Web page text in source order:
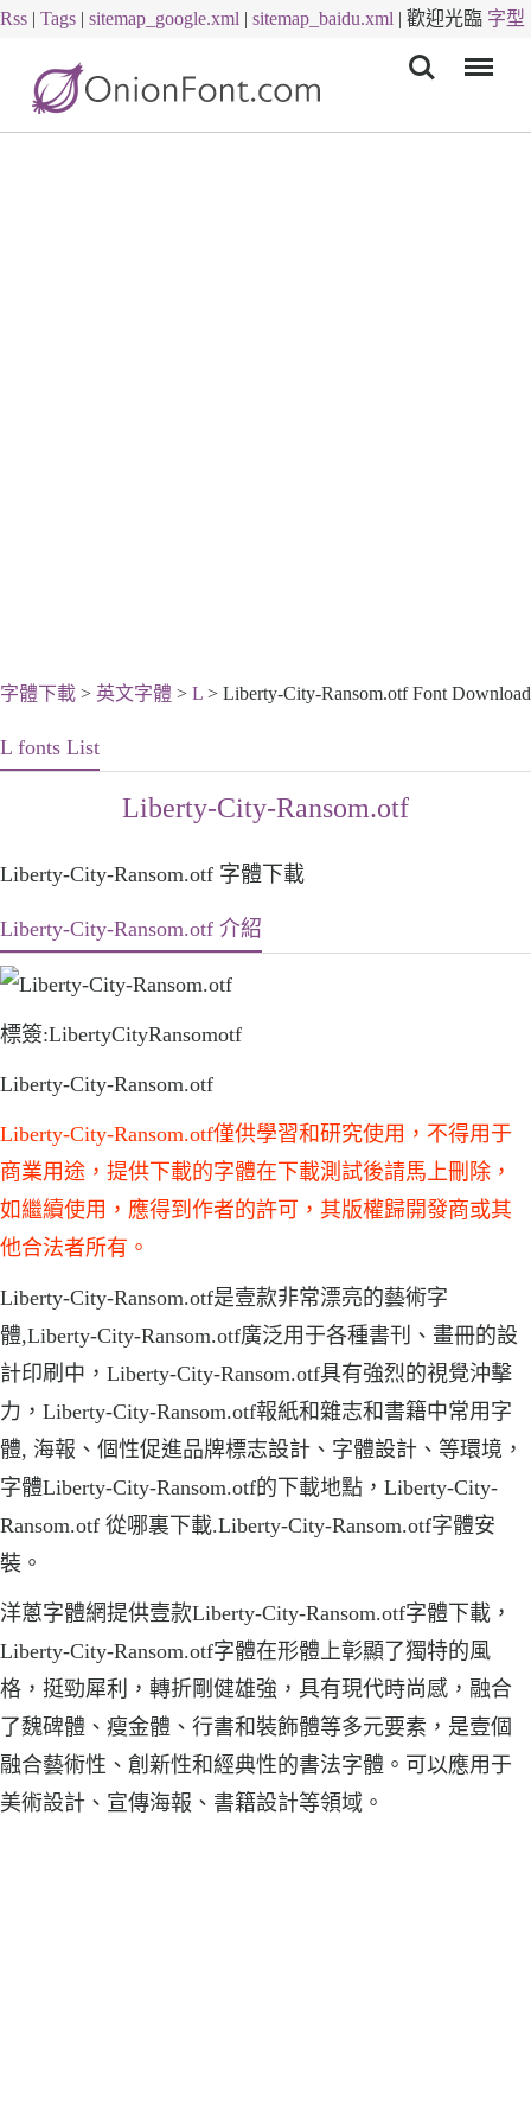
Rss | Tags | sitemap_google.xml | sitemap_baidu.xml | 歡迎光臨 字型
字體下載 > 英文字體 > L > Liberty-City-Ransom.otf Font Download
L fonts List
Liberty-City-Ransom.otf
Liberty-City-Ransom.otf 字體下載
Liberty-City-Ransom.otf 介紹
標簽:LibertyCityRansomotf
Liberty-City-Ransom.otf
Liberty-City-Ransom.otf僅供學習和研究使用，不得用于
商業用途，提供下載的字體在下載測試後請馬上刪除，
如繼續使用，應得到作者的許可，其版權歸開發商或其
他合法者所有。
Liberty-City-Ransom.otf是壹款非常漂亮的藝術字
體,Liberty-City-Ransom.otf廣泛用于各種書刊、畫冊的設
計印刷中，Liberty-City-Ransom.otf具有強烈的視覺沖擊
力，Liberty-City-Ransom.otf報紙和雜志和書籍中常用字
體, 海報、個性促進品牌標志設計、字體設計、等環境，
字體Liberty-City-Ransom.otf的下載地點，Liberty-City-
Ransom.otf 從哪裏下載.Liberty-City-Ransom.otf字體安
裝。
洋蔥字體網提供壹款Liberty-City-Ransom.otf字體下載，
Liberty-City-Ransom.otf字體在形體上彰顯了獨特的風
格，挺勁犀利，轉折剛健雄強，具有現代時尚感，融合
了魏碑體、瘦金體、行書和裝飾體等多元要素，是壹個
融合藝術性、創新性和經典性的書法字體。可以應用于
美術設計、宣傳海報、書籍設計等領域。